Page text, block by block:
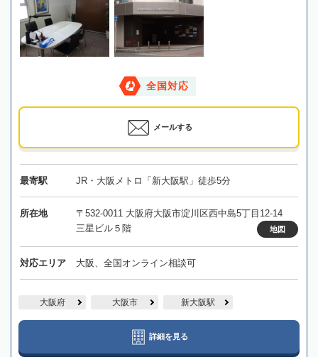
全国対応
メールする
最寄駅 JR・大阪メトロ「新大阪駅」徒歩5分
所在地
〒532-0011 大阪府大阪市淀川区西中島5丁目12-14
三星ビル５階
地図
対応エリア 大阪、全国オンライン相談可
大阪府 大阪市 新大阪駅
詳細を見る